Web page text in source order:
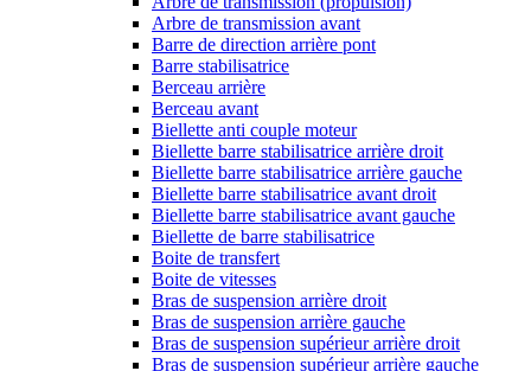
Arbre de transmission avant
Barre de direction arrière pont
Barre stabilisatrice
Berceau arrière
Berceau avant
Biellette anti couple moteur
Biellette barre stabilisatrice arrière droit
Biellette barre stabilisatrice arrière gauche
Biellette barre stabilisatrice avant droit
Biellette barre stabilisatrice avant gauche
Biellette de barre stabilisatrice
Boite de transfert
Boite de vitesses
Bras de suspension arrière droit
Bras de suspension arrière gauche
Bras de suspension supérieur arrière droit
Bras de suspension supérieur arrière gauche